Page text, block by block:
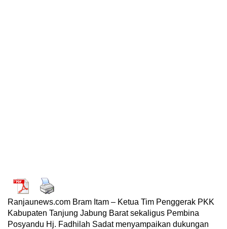
Ranjaunews.com Bram Itam – Ketua Tim Penggerak PKK
Kabupaten Tanjung Jabung Barat sekaligus Pembina
Posyandu Hj. Fadhilah Sadat menyampaikan dukungan